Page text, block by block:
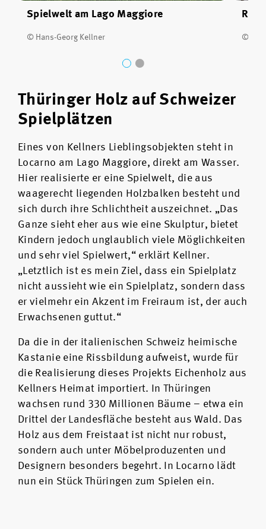
Spielwelt am Lago Maggiore
© Hans-Georg Kellner ©
Thüringer Holz auf Schweizer
Spielplätzen
Eines von Kellners Lieblingsobjekten steht in
Locarno am Lago Maggiore, direkt am Wasser.
Hier realisierte er eine Spielwelt, die aus
waagerecht liegenden Holzbalken besteht und
sich durch ihre Schlichtheit auszeichnet. „Das
Ganze sieht eher aus wie eine Skulptur, bietet
Kindern jedoch unglaublich viele Möglichkeiten
und sehr viel Spielwert,“ erklärt Kellner.
„Letztlich ist es mein Ziel, dass ein Spielplatz
nicht aussieht wie ein Spielplatz, sondern dass
er vielmehr ein Akzent im Freiraum ist, der auch
Erwachsenen guttut.“
Da die in der italienischen Schweiz heimische
Kastanie eine Rissbildung aufweist, wurde für
die Realisierung dieses Projekts Eichenholz aus
Kellners Heimat importiert. In Thüringen
wachsen rund 330 Millionen Bäume – etwa ein
Drittel der Landesfläche besteht aus Wald. Das
Holz aus dem Freistaat ist nicht nur robust,
sondern auch unter Möbelproduzenten und
Designern besonders begehrt. In Locarno lädt
nun ein Stück Thüringen zum Spielen ein.